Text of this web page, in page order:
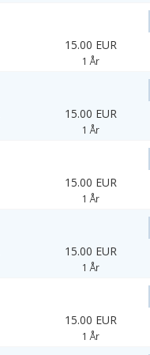
15.00 EUR
1 År
15.00 EUR
1 År
15.00 EUR
1 År
15.00 EUR
1 År
15.00 EUR
1 År